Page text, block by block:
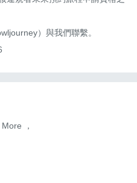
）與我們聯繫。
，